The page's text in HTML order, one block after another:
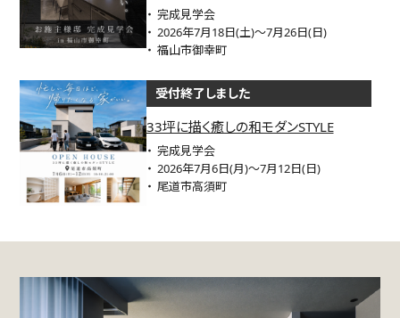
完成見学会
2026年7月18日(土)～7月26日(日)
福山市御幸町
受付終了しました
33坪に描く癒しの和モダンSTYLE
完成見学会
2026年7月6日(月)～7月12日(日)
尾道市高須町